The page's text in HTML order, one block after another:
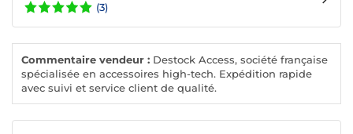
(3)
Commentaire vendeur : Destock Access, société française
spécialisée en accessoires high-tech. Expédition rapide
avec suivi et service client de qualité.